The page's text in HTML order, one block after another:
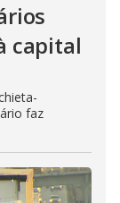
capital
faz